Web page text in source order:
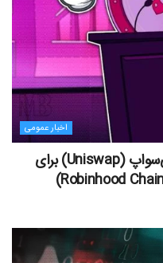
اخبار عمومی
راه‌اندازی Pools.trade توسط یونی‌سواپ (Uniswap) برای